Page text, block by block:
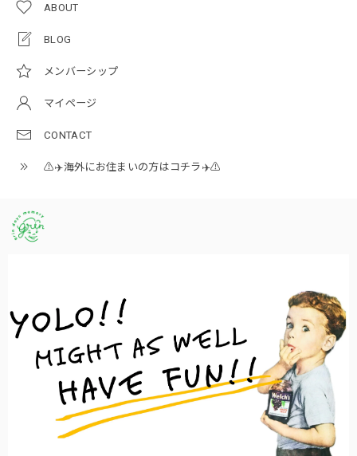
ABOUT
BLOG
メンバーシップ
マイページ
CONTACT
⚠️✈️海外にお住まいの方はコチラ✈️⚠️